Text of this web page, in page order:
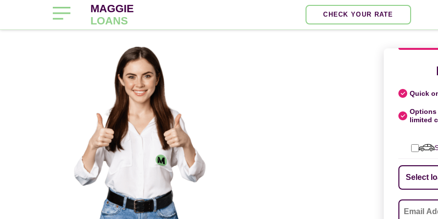
MAGGIE
LOANS
CHECK YOUR RATE
Quick
Options
limited